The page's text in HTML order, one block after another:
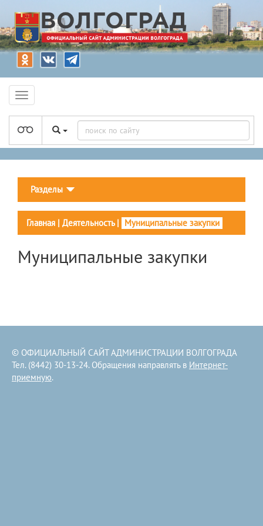
Разделы
Главная | Деятельность| Муниципальные закупки
Муниципальные закупки
© ОФИЦИАЛЬНЫЙ САЙТ АДМИНИСТРАЦИИ ВОЛГОГРАДА
Тел. (8442) 30-13-24. Обращения направлять в Интернет-
приемную.